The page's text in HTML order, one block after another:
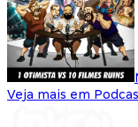
Veja mais em